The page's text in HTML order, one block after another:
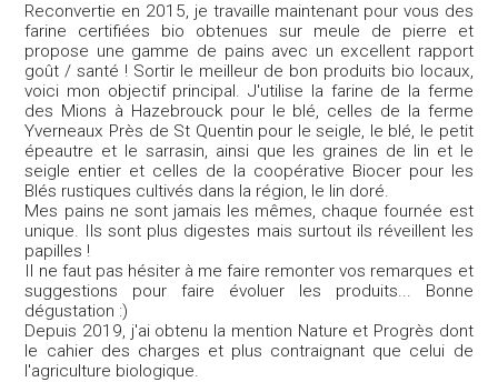
Reconvertie en 2015, je travaille maintenant pour vous des
farine certifiées bio obtenues sur meule de pierre et
propose une gamme de pains avec un excellent rapport
goût / santé ! Sortir le meilleur de bon produits bio locaux,
voici mon objectif principal. J'utilise la farine de la ferme
des Mions à Hazebrouck pour le blé, celles de la ferme
Yverneaux Près de St Quentin pour le seigle, le blé, le petit
épeautre et le sarrasin, ainsi que les graines de lin et le
seigle entier et celles de la coopérative Biocer pour les
Blés rustiques cultivés dans la région, le lin doré.
Mes pains ne sont jamais les mêmes, chaque fournée est
unique. Ils sont plus digestes mais surtout ils réveillent les
papilles !
Il ne faut pas hésiter à me faire remonter vos remarques et
suggestions pour faire évoluer les produits... Bonne
dégustation :)
Depuis 2019, j'ai obtenu la mention Nature et Progrès dont
le cahier des charges et plus contraignant que celui de
l'agriculture biologique.